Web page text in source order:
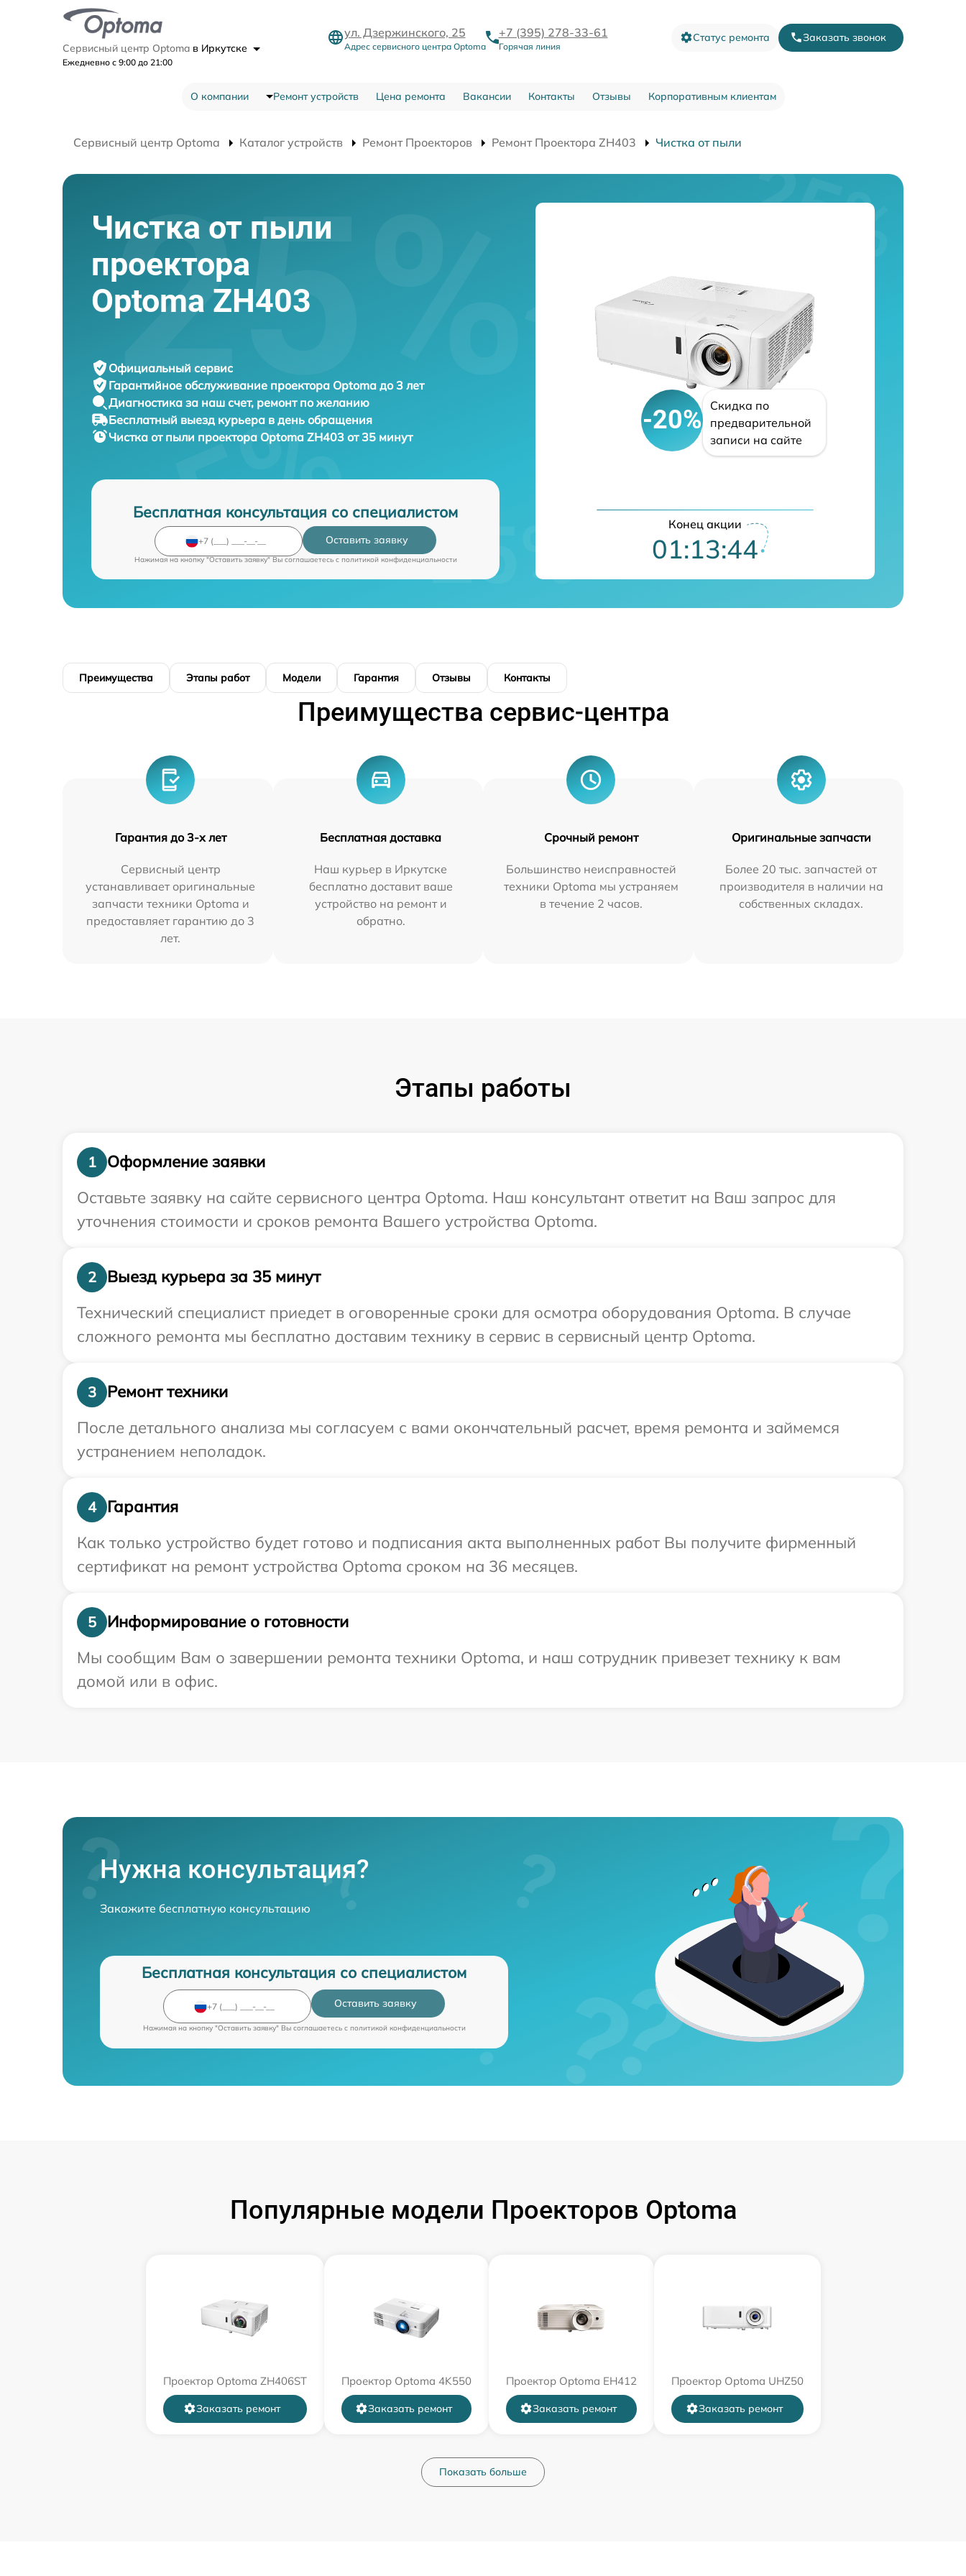
Сервисный центр Optoma в Иркутске
Ежедневно с 9:00 до 21:00
ул. Дзержинского, 25
Адрес сервисного центра Optoma
+7 (395) 278-33-61
Горячая линия
Статус ремонта Заказать звонок
О компании Ремонт устройств Цена ремонта Вакансии Контакты Отзывы Корпоративным клиентам
Сервисный центр Optoma Каталог устройств Ремонт Проекторов Ремонт Проектора ZH403 Чистка от пыли
Чистка от пыли
проектора
Optoma ZH403
Официальный сервис
Гарантийное обслуживание проектора Optoma до 3 лет
Диагностика за наш счет, ремонт по желанию
Бесплатный выезд курьера в день обращения
Чистка от пыли проектора Optoma ZH403 от 35 минут
Бесплатная консультация со специалистом
Оставить заявку
Нажимая на кнопку "Оставить заявку" Вы соглашаетесь c политикой конфиденциальности
-20%
Скидка по
предварительной
записи на сайте
Конец акции
01:13:43
Преимущества Этапы работ Модели Гарантия Отзывы Контакты
Преимущества сервис-центра
Гарантия до 3-х лет
Сервисный центр
устанавливает оригинальные
запчасти техники Optoma и
предоставляет гарантию до 3
лет.
Бесплатная доставка
Наш курьер в Иркутске
бесплатно доставит ваше
устройство на ремонт и
обратно.
Срочный ремонт
Большинство неисправностей
техники Optoma мы устраняем
в течение 2 часов.
Оригинальные запчасти
Более 20 тыс. запчастей от
производителя в наличии на
собственных складах.
Этапы работы
1
Оформление заявки
Оставьте заявку на сайте сервисного центра Optoma. Наш консультант ответит на Ваш запрос для
уточнения стоимости и сроков ремонта Вашего устройства Optoma.
2
Выезд курьера за 35 минут
Технический специалист приедет в оговоренные сроки для осмотра оборудования Optoma. В случае
сложного ремонта мы бесплатно доставим технику в сервис в сервисный центр Optoma.
3
Ремонт техники
После детального анализа мы согласуем с вами окончательный расчет, время ремонта и займемся
устранением неполадок.
4
Гарантия
Как только устройство будет готово и подписания акта выполненных работ Вы получите фирменный
сертификат на ремонт устройства Optoma сроком на 36 месяцев.
5
Информирование о готовности
Мы сообщим Вам о завершении ремонта техники Optoma, и наш сотрудник привезет технику к вам
домой или в офис.
Нужна консультация?
Закажите бесплатную консультацию
Бесплатная консультация со специалистом
Оставить заявку
Нажимая на кнопку "Оставить заявку" Вы соглашаетесь c политикой конфиденциальности
Популярные модели Проекторов Optoma
Проектор Optoma ZH406ST
Заказать ремонт
Проектор Optoma 4K550
Заказать ремонт
Проектор Optoma EH412
Заказать ремонт
Проектор Optoma UHZ50
Заказать ремонт
Показать больше